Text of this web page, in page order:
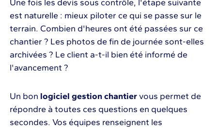
Une fois les devis sous contrôle, l'étape suivante
est naturelle : mieux piloter ce qui se passe sur le
terrain. Combien d'heures ont été passées sur ce
chantier ? Les photos de fin de journée sont-elles
archivées ? Le client a-t-il bien été informé de
l'avancement ?
Un bon logiciel gestion chantiervous permet de
répondre à toutes ces questions en quelques
secondes. Vos équipes renseignent les